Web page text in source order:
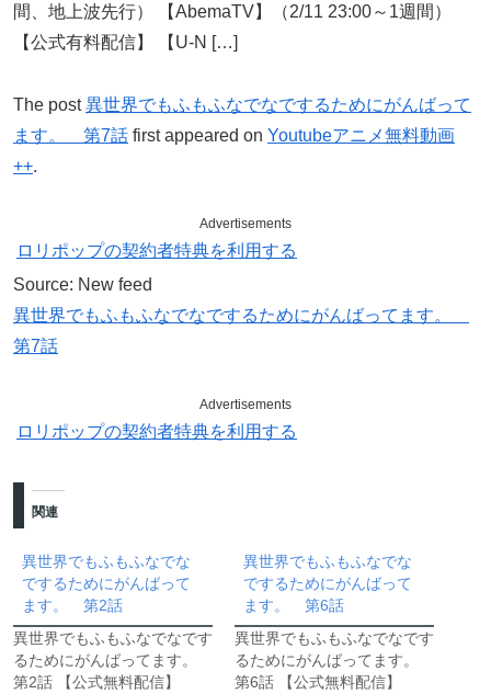
間、地上波先行） 【AbemaTV】（2/11 23:00～1週間）
【公式有料配信】 【U-N […]
The post異世界でもふもふなでなでするためにがんばって
ます。 第7話 first appeared on Youtubeアニメ無料動画
++.
Advertisements
ロリポップの契約者特典を利用する
Source: New feed
異世界でもふもふなでなでするためにがんばってます。
第7話
Advertisements
ロリポップの契約者特典を利用する
関連
異世界でもふもふなでな
でするためにがんばって
ます。 第2話
異世界でもふもふなでなです
るためにがんばってます。
第2話 【公式無料配信】
異世界でもふもふなでな
でするためにがんばって
ます。 第6話
異世界でもふもふなでなです
るためにがんばってます。
第6話 【公式無料配信】